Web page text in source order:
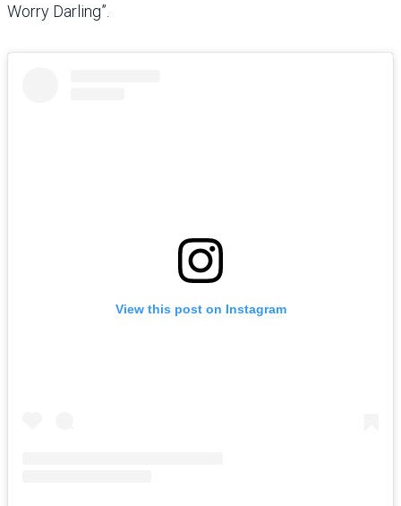
Worry Darling”.
View this post on Instagram